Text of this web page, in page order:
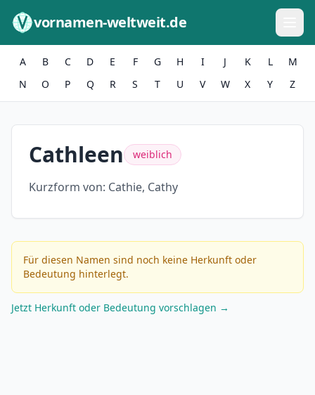
vornamen-weltweit.de
A B C D E F G H I J K L
M
N
O P Q R S T U V W X Y Z
Cathleen weiblich
Kurzform von: Cathie, Cathy
Für diesen Namen sind noch keine Herkunft oder
Bedeutung hinterlegt.
Jetzt Herkunft oder Bedeutung vorschlagen →